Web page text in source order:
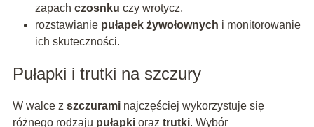
zapach czosnku czy wrotycz,
rozstawianie pułapek żywołownych i monitorowanie
ich skuteczności.
Pułapki i trutki na szczury
W walce z szczuraminajczęściej wykorzystuje się
różnego rodzaju pułapkioraz trutki. Wybór